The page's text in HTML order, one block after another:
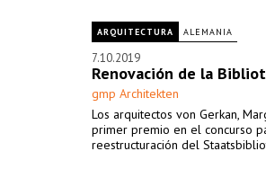
ARQUITECTURA ALEMANIA
7.10.2019
Renovación de la
gmp Architekten
Los arquitectos von Gerkan,
primer premio en el concurso
reestructuración del